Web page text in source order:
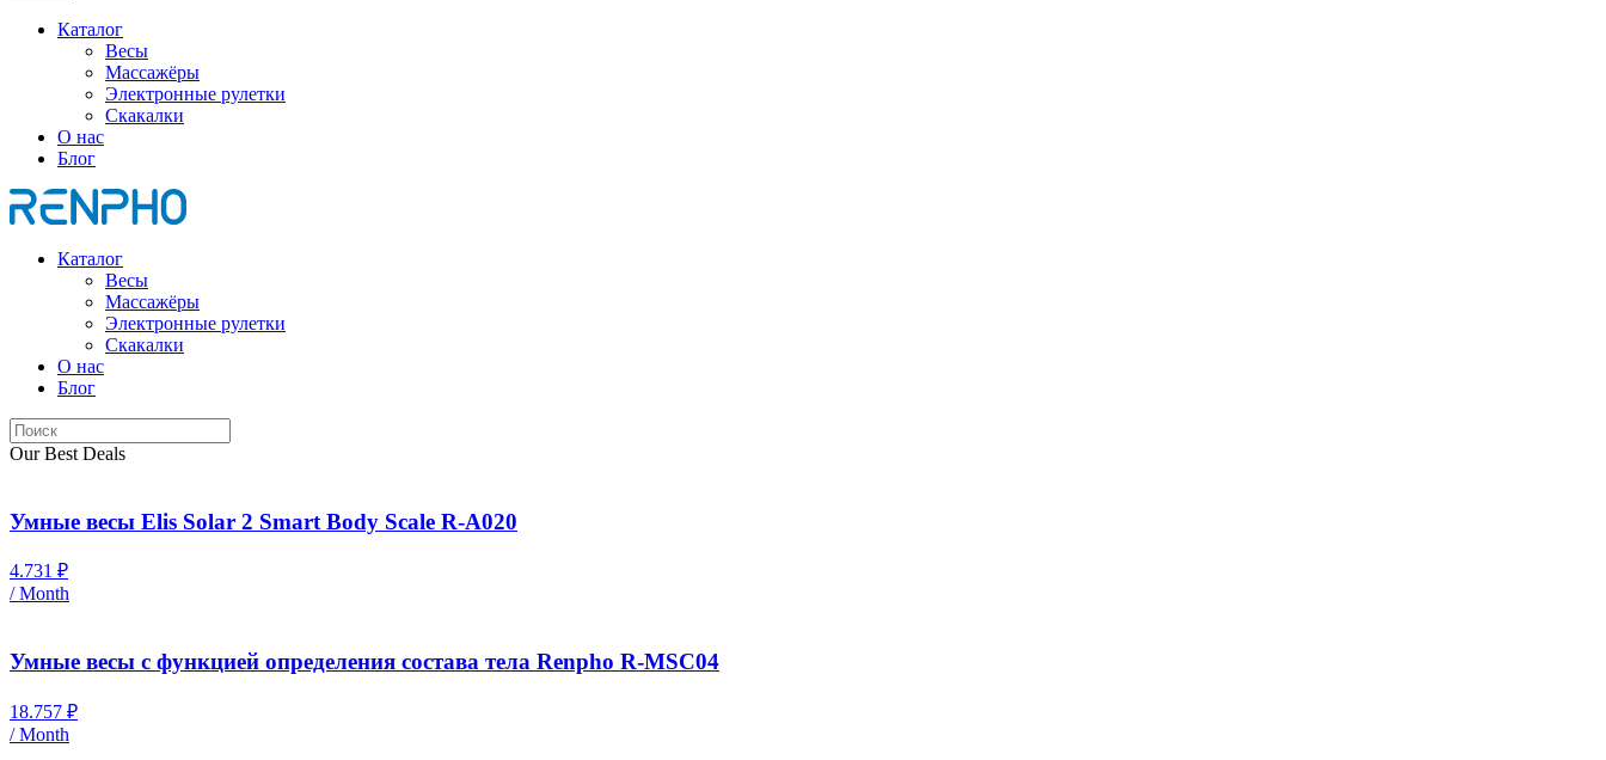
Каталог
Весы
Массажёры
Электронные рулетки
Скакалки
О нас
Блог
Каталог
Весы
Массажёры
Электронные рулетки
Скакалки
О нас
Блог
Our Best Deals
Умные весы Elis Solar 2 Smart Body Scale R-A020
4.731 ₽
/ Month
Умные весы с функцией определения состава тела Renpho R-MSC04
18.757 ₽
/ Month